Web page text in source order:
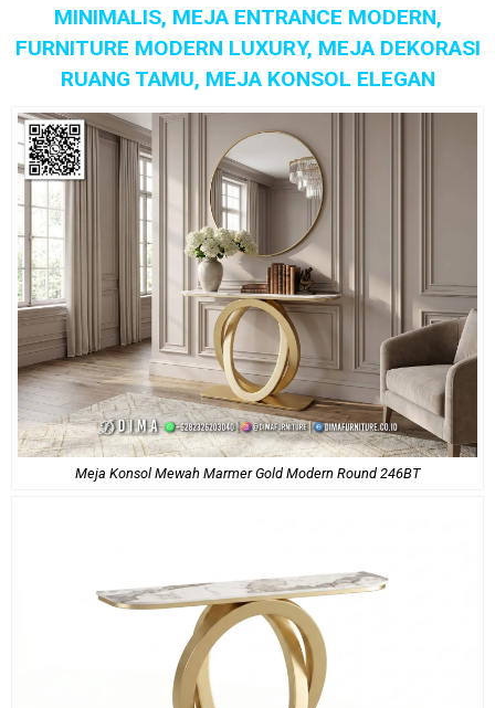
MINIMALIS, MEJA ENTRANCE MODERN,
FURNITURE MODERN LUXURY, MEJA DEKORASI
RUANG TAMU, MEJA KONSOL ELEGAN
Meja Konsol Mewah Marmer Gold Modern Round 246BT